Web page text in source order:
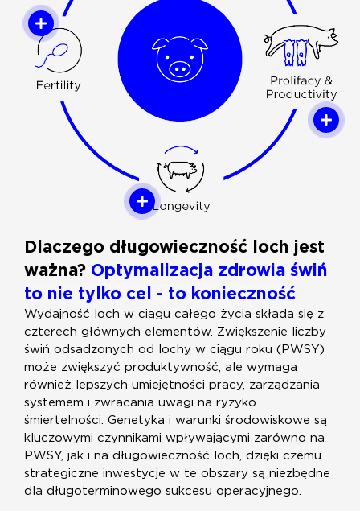
Dlaczego długowieczność loch jest
ważna? Optymalizacja zdrowia świń
to nie tylko cel - to konieczność
Wydajność loch w ciągu całego życia składa się z
czterech głównych elementów. Zwiększenie liczby
świń odsadzonych od lochy w ciągu roku (PWSY)
może zwiększyć produktywność, ale wymaga
również lepszych umiejętności pracy, zarządzania
systemem i zwracania uwagi na ryzyko
śmiertelności. Genetyka i warunki środowiskowe są
kluczowymi czynnikami wpływającymi zarówno na
PWSY, jak i na długowieczność loch, dzięki czemu
strategiczne inwestycje w te obszary są niezbędne
dla długoterminowego sukcesu operacyjnego.